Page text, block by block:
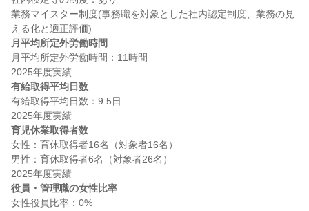
業務マイスター制度(事務職を対象とした社内認定制度、業務の見
月平均所定外労働時間
月平均所定外労働時間：11時間
有給取得平均日数
有給取得平均日数：9.5日
育児休業取得者数
女性：育休取得者16名（対象者16名）
男性：育休取得者6名（対象者26名）
役員・管理職の女性比率
女性役員比率：0%